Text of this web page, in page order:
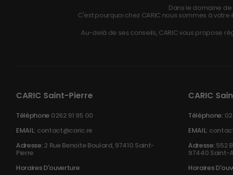
Dans le domaine
C'est pourquoi chez CARIC nous sommes à
Au-delà de ses conseils, CARIC vous propose
CARIC Saint-Pierre
Téléphone 0262 91 95 00
EMAIL: contact@caric.re
Adresse:2 Rue Benoite Boulard, 97410 Saint-
Pierre
Horaires D'ouverture
CARIC
Téléphone:
EMAIL:
Adresse:552
97440 Saint-
Horaires